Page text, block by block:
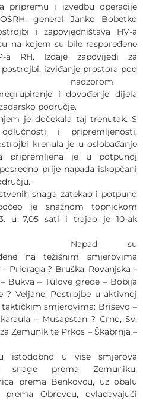
pripremu i izvedbu operacije
general Janko Bobetko
i zapovjedništava HV-a
na kojem su bile raspoređene
a RH. Izdaje zapovijedi za
izviđanje prostora pod
nadzorom
i dovođenje dijela
područje.
je dočekala taj trenutak. S
i pripremljenosti,
krenula je u oslobađanje
pripremljena je u potpunoj
prije napada iskopčani
snaga zatekao i potpuno
je snažnom topničkom
u 7,05 sati i trajao je 10-ak
Napad su
na težišnim smjerovima
Pridraga ? Bruška, Rovanjska –
Bukva – Tulove grede – Bobija
? Veljane. Postrojbe u aktivnoj
smjerovima: Briševo –
– Musapstan ? Crno, Sv.
Zemunik te Prkos – Škabrnja –
istodobno u više smjerova
snage prema Zemuniku,
prema Benkovcu, uz obalu
Obrovcu, ovladavajući